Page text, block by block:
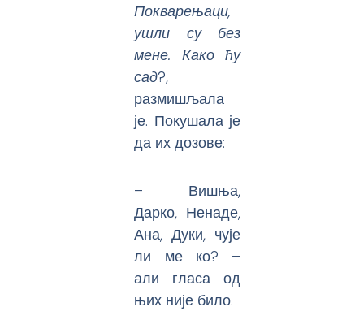
Покварењаци,
ушли су без
мене. Како ћу
сад?,
размишљала
је. Покушала је
да их дозове:
– Вишња,
Дарко, Ненаде,
Ана, Дуки, чује
ли ме ко? –
али гласа од
њих није било.